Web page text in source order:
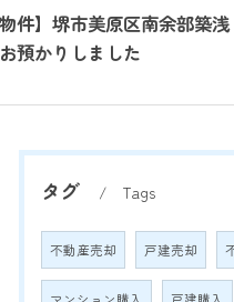
物件】堺市美原区南余部築浅
預かりしました
タグ Tags
不動産売却 戸建売却